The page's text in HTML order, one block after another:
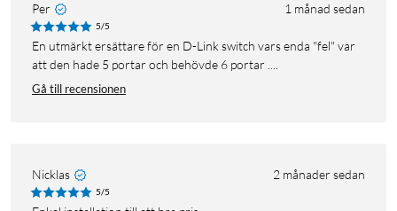
Per 1 månad sedan
5/5
En utmärkt ersättare för en D-Link switch vars enda "fel" var
att den hade 5 portar och behövde 6 portar ....
Gå till recensionen
Nicklas 2 månader sedan
5/5